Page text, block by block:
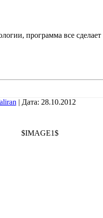
программа все
| Дата: 28.10.2012
$IMAGE1$